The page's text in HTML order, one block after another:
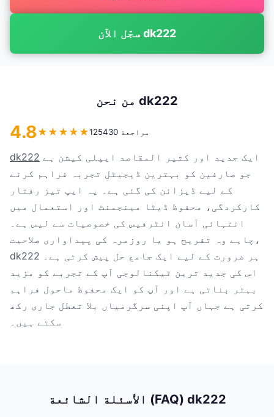
سجّل الآن dk222
من نحن dk222
4.8★ ★ ★ ★ ★ 125430 مراجعة
dk222
جو صارفین کو بہترین ڈیجیٹل تجربہ فراہم کرنے
کے لیے ڈیزائن کی گئی ہے۔ یہ ایپ تیز رفتار
کارکردگی، محفوظ ڈیٹا مینجمنٹ اور استعمال میں
انتہائی آسان انٹرفیس کی خصوصیات سے لیس ہے۔
چاہے وہ تفریح ہو یا روزمرہ کی پیداواری صلاحیت،
dk222 ہر ضرورت کے لیے ایک جامع حل پیش کرتی ہے۔
اس کی جدید ترین ٹیکنالوجی آپ کے تجربے کو مزید
بہتر بناتی ہے اور آپ کو ایک محفوظ ماحول فراہم
کرتی ہے جہاں آپ اپنی سرگرمیاں بلا تعطل جاری رکھ
سکتے ہیں۔
الأسئلة الشائعة (FAQ) dk222